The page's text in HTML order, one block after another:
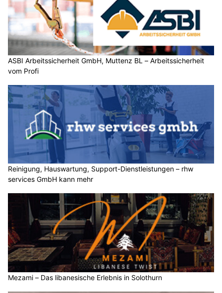
ASBI Arbeitssicherheit GmbH, Muttenz BL – Arbeitssicherheit
vom Profi
Reinigung, Hauswartung, Support-Dienstleistungen – rhw
services GmbH kann mehr
Mezami – Das libanesische Erlebnis in Solothurn